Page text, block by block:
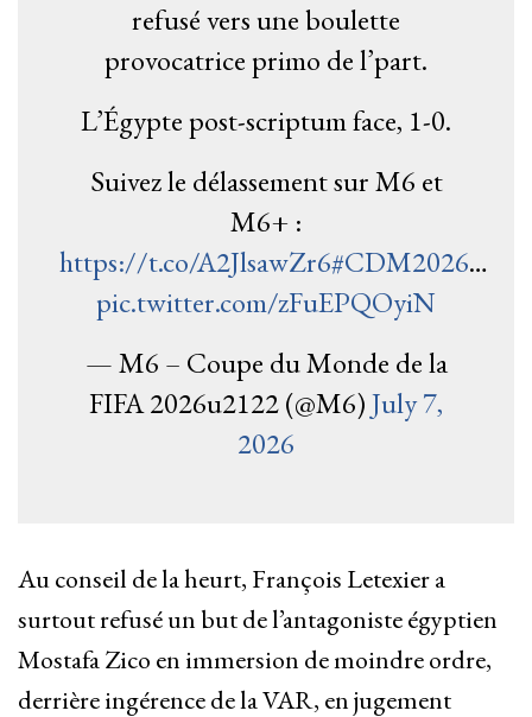
refusé vers une boulette
provocatrice primo de l’part.
L’Égypte post-scriptum face, 1-0.
Suivez le délassement sur M6 et
M6+ :
https://t.co/A2JlsawZr6#CDM2026…
pic.twitter.com/zFuEPQOyiN
— M6 – Coupe du Monde de la
FIFA 2026u2122 (@M6)July 7,
2026
Au conseil de la heurt, François Letexier a
surtout refusé un but de l’antagoniste égyptien
Mostafa Zico en immersion de moindre ordre,
derrière ingérence de la VAR, en jugement